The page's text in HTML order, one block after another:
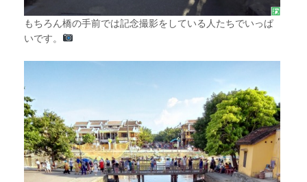
もちろん橋の手前では記念撮影をしている人たちでいっぱ
いです。